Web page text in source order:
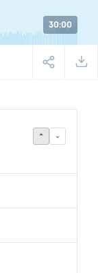
30:00